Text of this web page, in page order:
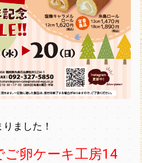
ました！
ご卵ケーキ工房14